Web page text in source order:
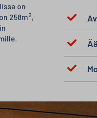
on
258m2,